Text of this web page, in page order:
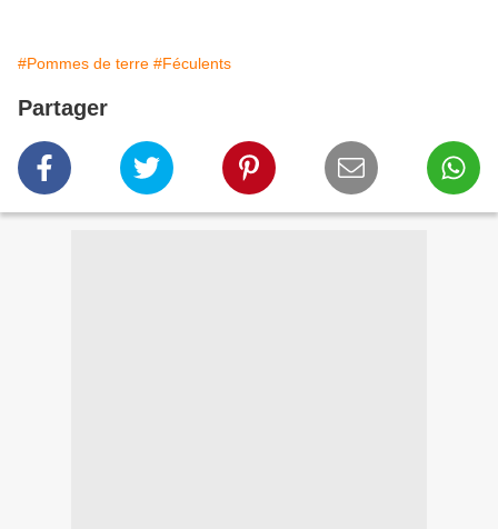
#Pommes de terre #Féculents
Partager